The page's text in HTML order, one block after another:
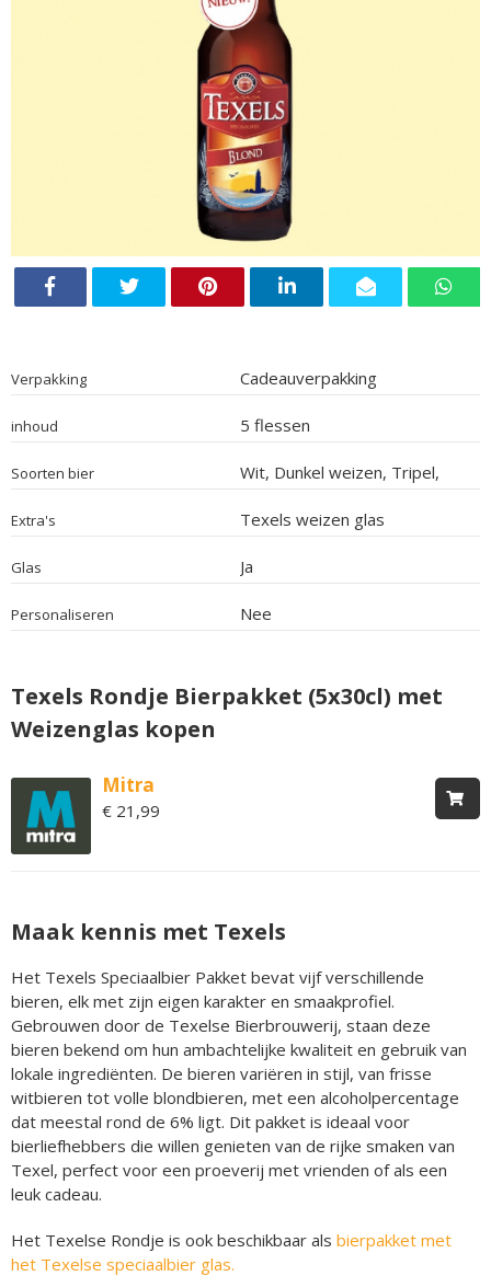
Verpakking Cadeauverpakking
inhoud 5 flessen
Soorten bier
Wit, Dunkel weizen, Tripel,
Ale, Blond
Extra's Texels weizen glas
Glas Ja
Personaliseren Nee
Texels Rondje Bierpakket (5x30cl) met
Weizenglas kopen
Mitra
€ 21,99
Maak kennis met Texels
Het Texels Speciaalbier Pakket bevat vijf verschillende
bieren, elk met zijn eigen karakter en smaakprofiel.
Gebrouwen door de Texelse Bierbrouwerij, staan deze
bieren bekend om hun ambachtelijke kwaliteit en gebruik van
lokale ingrediënten. De bieren variëren in stijl, van frisse
witbieren tot volle blondbieren, met een alcoholpercentage
dat meestal rond de 6% ligt. Dit pakket is ideaal voor
bierliefhebbers die willen genieten van de rijke smaken van
Texel, perfect voor een proeverij met vrienden of als een
leuk cadeau.
Het Texelse Rondje is ook beschikbaar als bierpakket met
het Texelse speciaalbier glas.